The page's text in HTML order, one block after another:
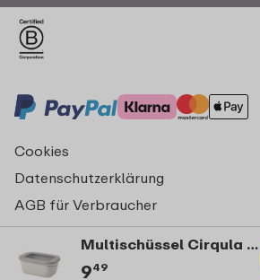
Multischüssel Cirqula rechteckig 750 ml - Nordic white
949
Cookies
Datenschutzerklärung
AGB für Verbraucher
Impressum
© Copyright 2026 Mepal